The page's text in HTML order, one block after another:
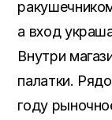
а вход
Внутри
палатки.
году